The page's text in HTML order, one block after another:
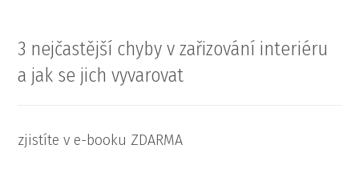
3 nejčastější chyby v zařizování interiéru
a jak se jich vyvarovat
zjistíte v e-booku ZDARMA